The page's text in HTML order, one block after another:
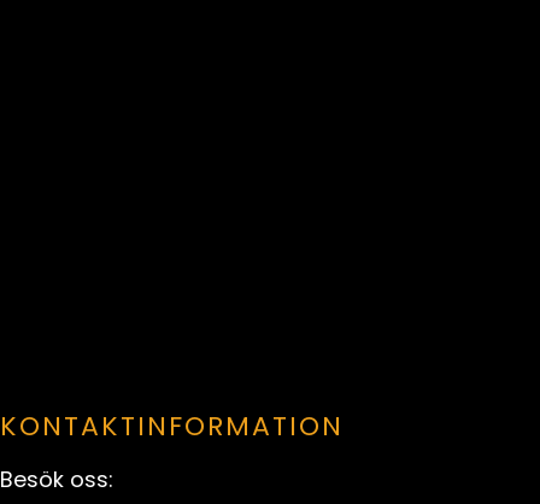
KONTAKTINFORMATION
Besök oss: